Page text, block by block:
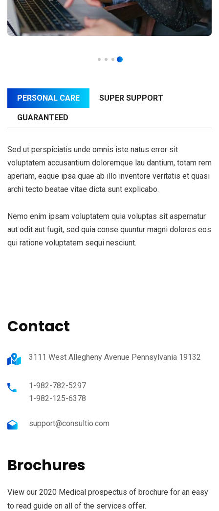
PERSONAL CARE SUPER SUPPORT
GUARANTEED
Sed ut perspiciatis unde omnis iste natus error sit
voluptatem accusantium doloremque lau dantium, totam rem
aperiam, eaque ipsa quae ab illo inventore veritatis et quasi
archi tecto beatae vitae dicta sunt explicabo.
Nemo enim ipsam voluptatem quia voluptas sit aspernatur
aut odit aut fugit, sed quia conse quuntur magni dolores eos
qui ratione voluptatem sequi nesciunt.
Contact
3111 West Allegheny Avenue Pennsylvania 19132
1-982-782-5297
1-982-125-6378
support@consultio.com
Brochures
View our 2020 Medical prospectus of brochure for an easy
to read guide on all of the services offer.